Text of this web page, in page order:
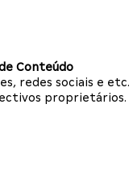
Conteúdo
redes sociais e etc.
proprietários.